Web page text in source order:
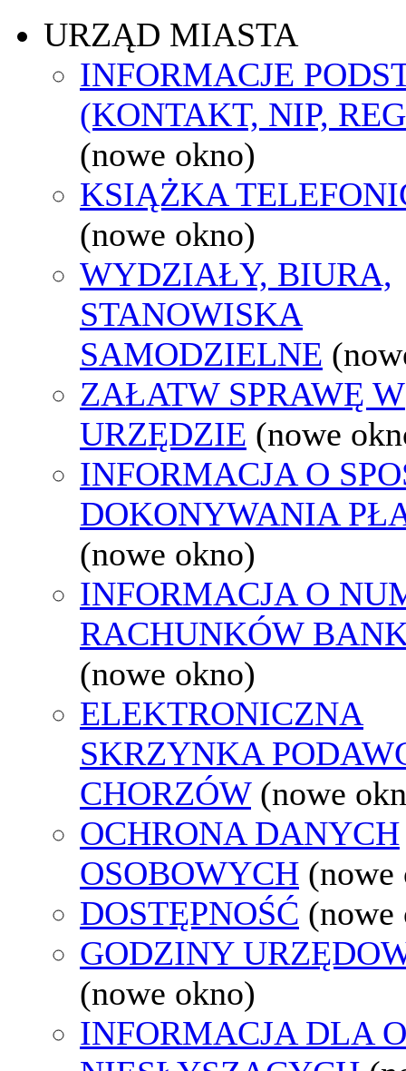
URZĄD MIASTA
INFORMACJE
(KONTAKT, NIP,
(nowe okno)
KSIĄŻKA
(nowe okno)
WYDZIAŁY, BIURA,
STANOWISKA
SAMODZIELNE
ZAŁATW SPRAWĘ W
URZĘDZIE (nowe
INFORMACJA O
DOKONYWANIA
(nowe okno)
INFORMACJA O
RACHUNKÓW
(nowe okno)
ELEKTRONICZNA
SKRZYNKA
CHORZÓW (nowe
OCHRONA DANYCH
OSOBOWYCH (nowe
DOSTĘPNOŚĆ (nowe
GODZINY
(nowe okno)
INFORMACJA DLA